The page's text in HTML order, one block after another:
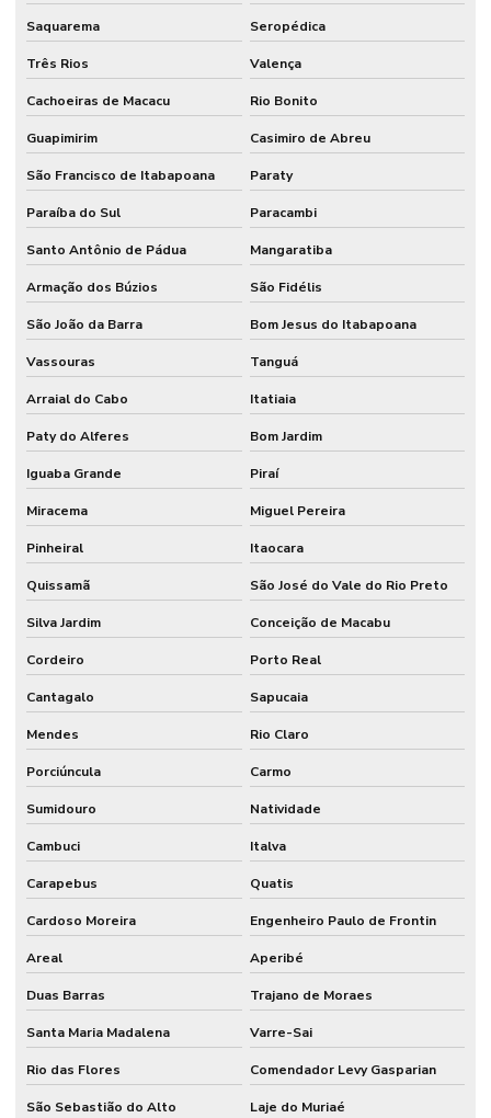
Saquarema Seropédica
Três Rios Valença
Cachoeiras de Macacu Rio Bonito
Guapimirim Casimiro de Abreu
São Francisco de Itabapoana Paraty
Paraíba do Sul Paracambi
Santo Antônio de Pádua Mangaratiba
Armação dos Búzios São Fidélis
São João da Barra Bom Jesus do Itabapoana
Vassouras Tanguá
Arraial do Cabo Itatiaia
Paty do Alferes Bom Jardim
Iguaba Grande Piraí
Miracema Miguel Pereira
Pinheiral Itaocara
Quissamã São José do Vale do Rio Preto
Silva Jardim Conceição de Macabu
Cordeiro Porto Real
Cantagalo Sapucaia
Mendes Rio Claro
Porciúncula Carmo
Sumidouro Natividade
Cambuci Italva
Carapebus Quatis
Cardoso Moreira Engenheiro Paulo de Frontin
Areal Aperibé
Duas Barras Trajano de Moraes
Santa Maria Madalena Varre-Sai
Rio das Flores Comendador Levy Gasparian
São Sebastião do Alto Laje do Muriaé